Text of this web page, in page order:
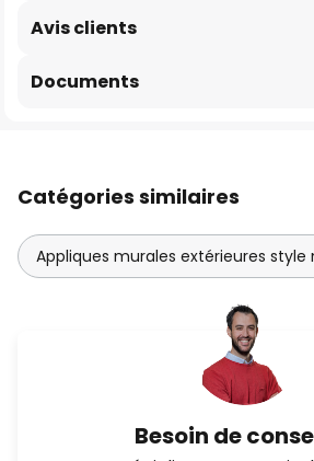
Avis clients
Documents
Catégories similaires
Appliques murales extérieures style
Besoin de